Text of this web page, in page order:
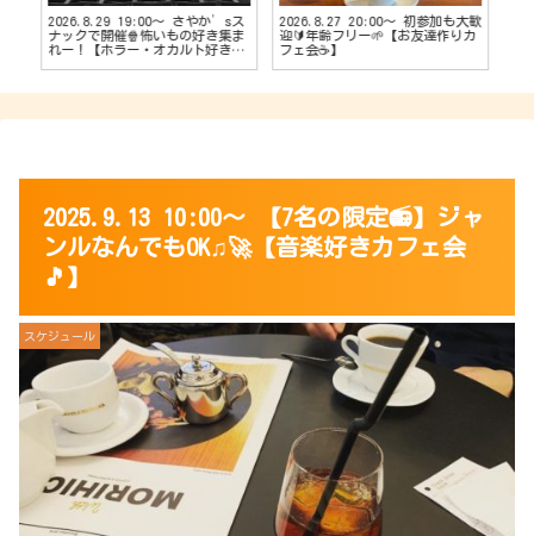
2026.8.29 19:00〜 さやか’sス
ナックで開催🍿怖いもの好き集ま
れー！【ホラー・オカルト好きカ
2026.8.27 20:00〜 初参加も大歓
迎🔰年齢フリー🌱【お友達作りカ
フェ会☕️】
2025.9.13 10:00〜 【7名の限定📻】ジャ
ンルなんでもOK♫🚀【音楽好きカフェ会
🎵】
スケジュール